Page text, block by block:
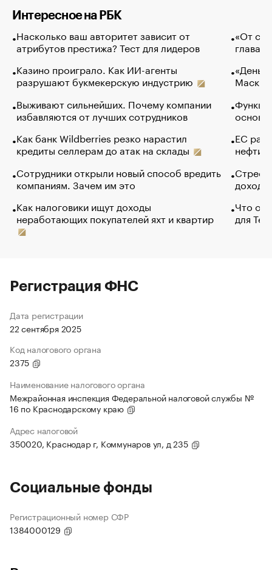
Интересное на РБК
Насколько ваш авторитет зависит от
атрибутов престижа? Тест для лидеров
Казино проиграло. Как ИИ-агенты
разрушают букмекерскую индустрию
Выживают сильнейших. Почему компании
избавляются от лучших сотрудников
Как банк Wildberries резко нарастил
кредиты селлерам до атак на склады
Сотрудники открыли новый способ вредить
компаниям. Зачем им это
Как налоговики ищут доходы
неработающих покупателей яхт и квартир
«От
глава
Маск в
основ
ЕС
нефти
Что
для
Регистрация ФНС
Дата регистрации
22 сентября 2025
Код налогового органа
2375
Наименование налогового органа
Межрайонная инспекция Федеральной налоговой службы №
16 по Краснодарскому краю
Адрес налоговой
350020, Краснодар г, Коммунаров ул, д 235
Социальные фонды
Регистрационный номер СФР
1384000129